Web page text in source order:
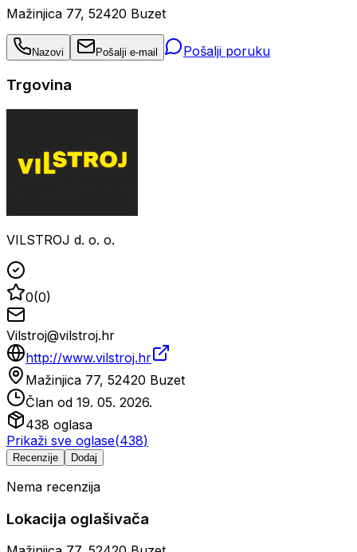
Mažinjica 77, 52420 Buzet
Nazovi Pošalji e-mail Pošalji poruku
Trgovina
VILSTROJ d. o. o.
0(0)
Vilstroj@vilstroj.hr
http://www.vilstroj.hr
Mažinjica 77, 52420 Buzet
Član od 19. 05. 2026.
438 oglasa
Prikaži sve oglase(438)
Recenzije Dodaj
Nema recenzija
Lokacija oglašivača